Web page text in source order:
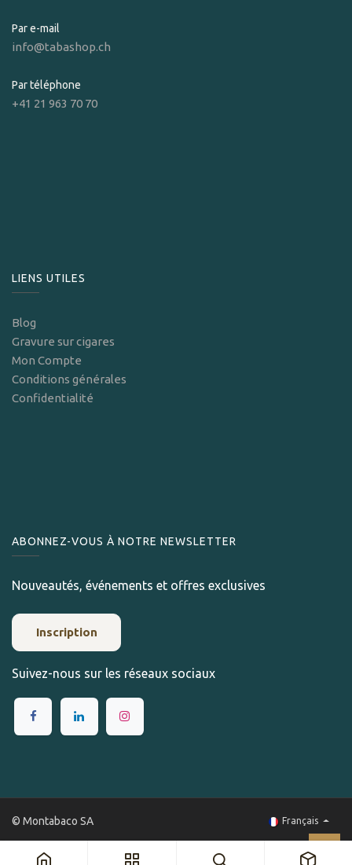
Par e-mail
info@tabashop.ch
Par téléphone
+41 21 963 70 70
LIENS UTILES
Blog
Gravure sur cigares
Mon Compte
Conditions générales
Confidentialité
ABONNEZ-VOUS À NOTRE NEWSLETTER
Nouveautés, événements et offres exclusives
Inscription
Suivez-nous sur les réseaux sociaux
© Montabaco SA Français